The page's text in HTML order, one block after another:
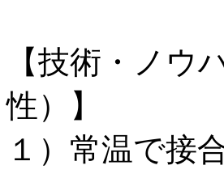
【技術・ノウ
性）】
１）常温で接